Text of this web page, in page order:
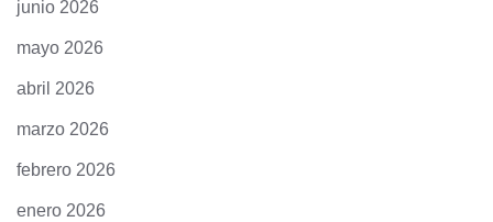
junio 2026
mayo 2026
abril 2026
marzo 2026
febrero 2026
enero 2026